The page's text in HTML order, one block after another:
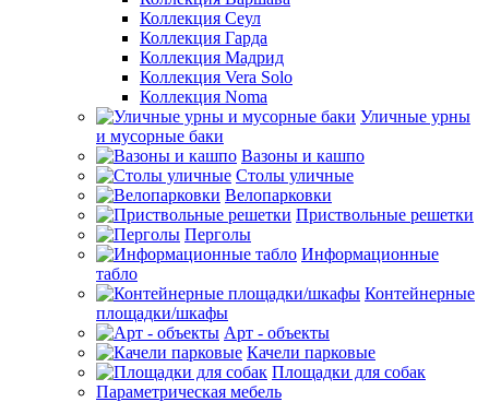
Коллекция Сеул
Коллекция Гарда
Коллекция Мадрид
Коллекция Vera Solo
Коллекция Noma
Уличные урны
и мусорные баки
Вазоны и кашпо
Столы уличные
Велопарковки
Приствольные решетки
Перголы
Информационные
табло
Контейнерные
площадки/шкафы
Арт - объекты
Качели парковые
Площадки для собак
Параметрическая мебель